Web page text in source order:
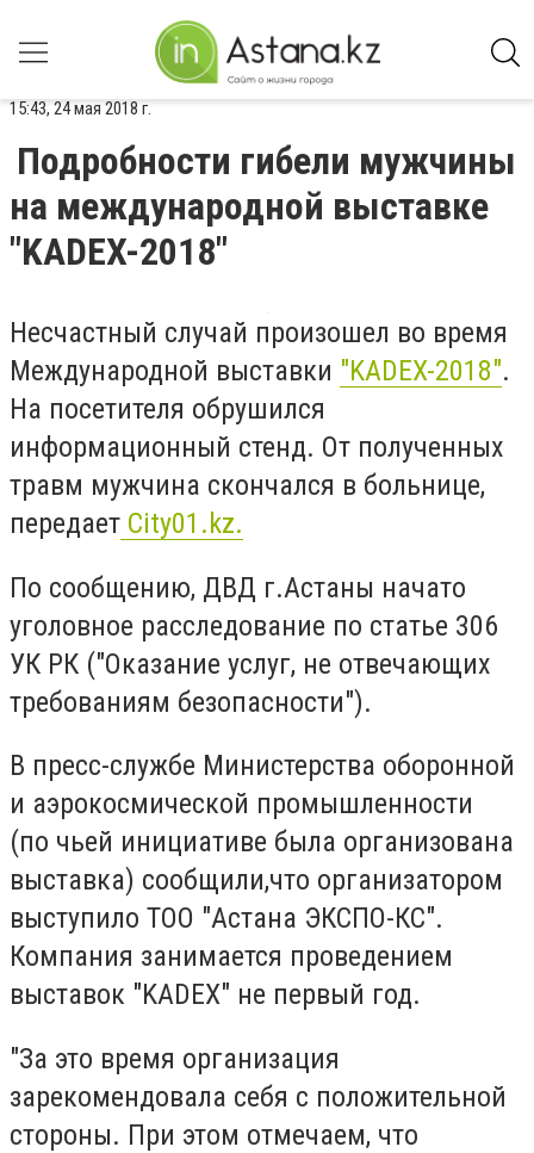
15:43, 24 мая 2018 г.
Подробности гибели мужчины
на международной выставке
"KADEX-2018"
Несчастный случай произошел во время
Международной выставки "KADEX-2018".
На посетителя обрушился
информационный стенд. От полученных
травм мужчина скончался в больнице,
передает City01.kz.
По сообщению, ДВД г.Астаны начато
уголовное расследование по статье 306
УК РК ("Оказание услуг, не отвечающих
требованиям безопасности").
В пресс-службе Министерства оборонной
и аэрокосмической промышленности
(по чьей инициативе была организована
выставка) сообщили,что организатором
выступило ТОО "Астана ЭКСПО-КС".
Компания занимается проведением
выставок "KADEX" не первый год.
"За это время организация
зарекомендовала себя с положительной
стороны. При этом отмечаем, что